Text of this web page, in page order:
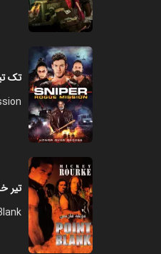
تک
تیر